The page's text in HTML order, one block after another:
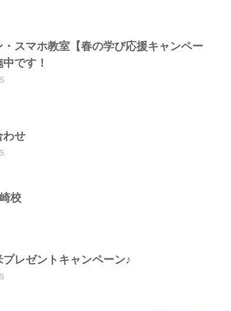
・スマホ教室【春の学び応援キャンペー
です！
わせ
校
レゼントキャンペーン♪